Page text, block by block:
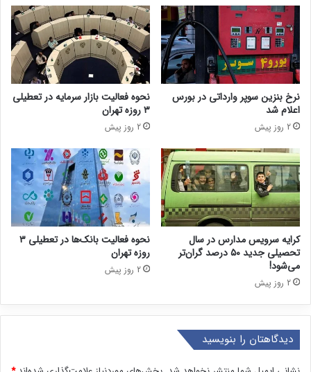
نرخ بنزین سوپر وارداتی در بورس
اعلام شد
2 روز پیش
نحوه فعالیت بازار سرمایه در تعطیلی
۳ روزه تهران
2 روز پیش
کرایه سرویس مدارس در سال
تحصیلی جدید ۵۰ درصد گران‌تر
می‌شود!
2 روز پیش
نحوه فعالیت بانک‌ها در تعطیلی ۳
روزه تهران
2 روز پیش
دیدگاهتان را بنویسید